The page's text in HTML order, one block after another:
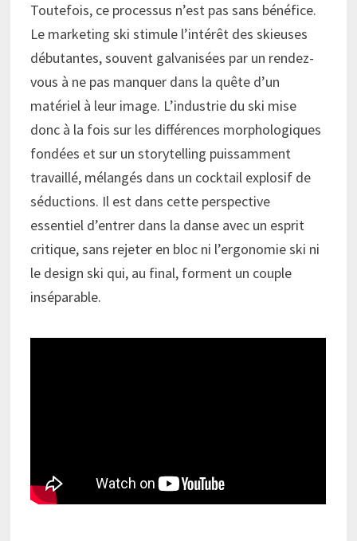
Toutefois, ce processus n’est pas sans bénéfice.
Le marketing ski stimule l’intérêt des skieuses
débutantes, souvent galvanisées par un rendez-
vous à ne pas manquer dans la quête d’un
matériel à leur image. L’industrie du ski mise
donc à la fois sur les différences morphologiques
fondées et sur un storytelling puissamment
travaillé, mélangés dans un cocktail explosif de
séductions. Il est dans cette perspective
essentiel d’entrer dans la danse avec un esprit
critique, sans rejeter en bloc ni l’ergonomie ski ni
le design ski qui, au final, forment un couple
inséparable.